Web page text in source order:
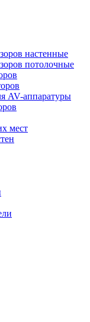
настенные
потолочные
AV-аппаратуры
мест